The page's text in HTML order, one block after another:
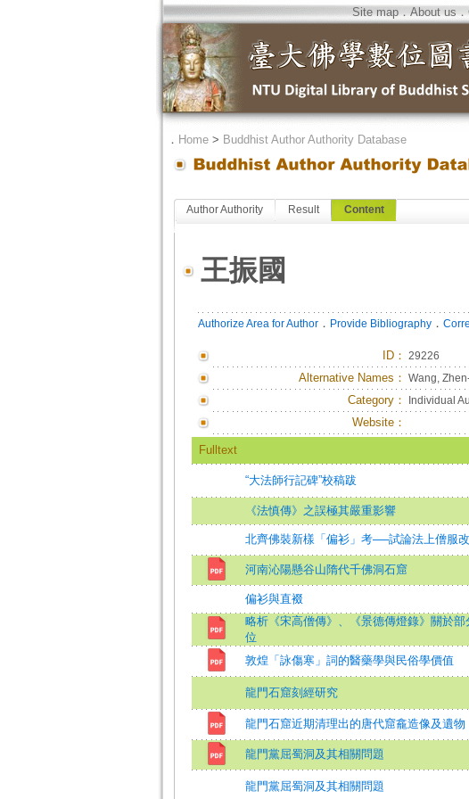
Site map．About us．
． Home> Buddhist Author Authority Database
Author Authority Result Content
王振國
Authorize Area for Author． Provide Bibliography．
ID： 29226
Alternative Names： Wang,
Category： Individual
Website：
Fulltext
“大法師行記碑”校稿跋
《法慎傳》之誤極其嚴重影響
北齊佛裝新樣「偏衫」考──試論法上僧服
河南沁陽懸谷山隋代千佛洞石窟
偏衫與直裰
略析《宋高僧傳》、《景德傳燈錄》關於
位
敦煌「詠傷寒」詞的醫藥學與民俗學價值
龍門石窟刻經研究
龍門石窟近期清理出的唐代窟龕造像及遺物
龍門黨屈蜀洞及其相關問題
龍門黨屈蜀洞及其相關問題